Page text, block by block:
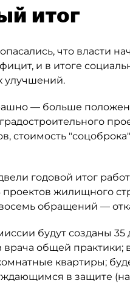
итог
что власти
и в итоге
улучшений.
— больше
стоимость
годовой итог
проектов жилищного
обращений —
будут созданы 35
общей практики;
квартиры;
в защите